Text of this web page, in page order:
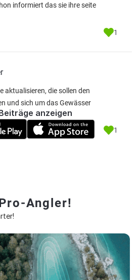
informiert das sie ihre seite
1
aktualisieren, die sollen den
und sich um das Gewässer
1
anzeigen
Angler!